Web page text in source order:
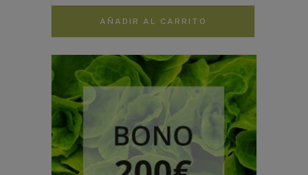
AÑADIR AL CARRITO